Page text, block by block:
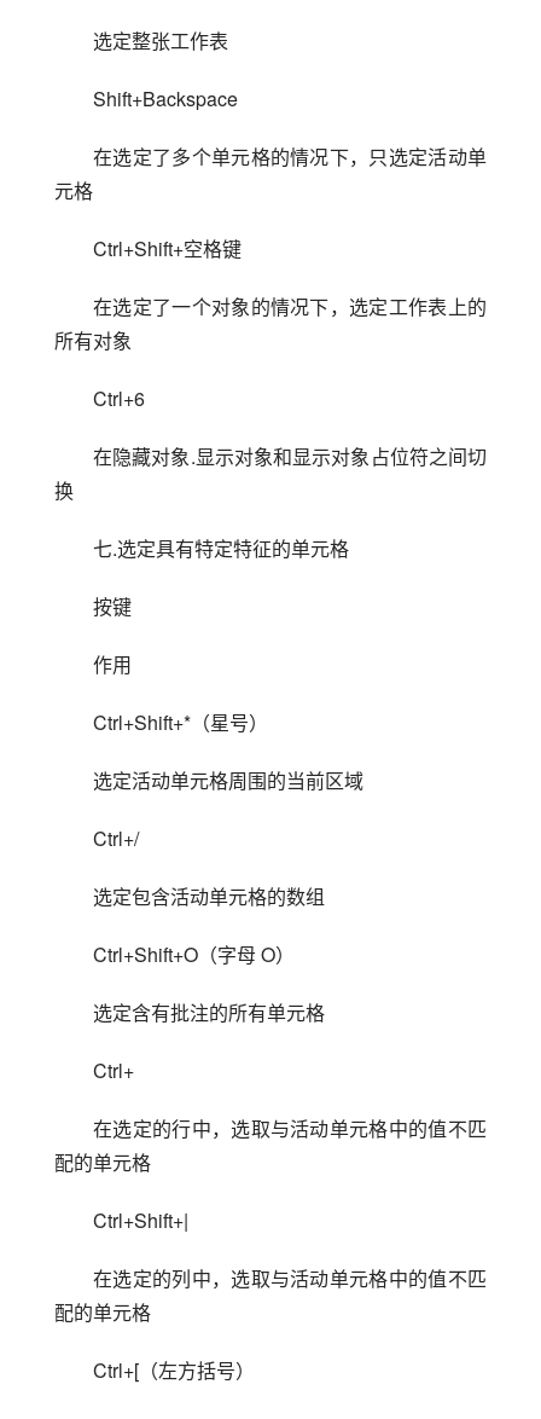
选定整张工作表
Shift+Backspace
在选定了多个单元格的情况下，只选定活动单
元格
Ctrl+Shift+空格键
在选定了一个对象的情况下，选定工作表上的
所有对象
Ctrl+6
在隐藏对象.显示对象和显示对象占位符之间切
换
七.选定具有特定特征的单元格
按键
作用
Ctrl+Shift+*（星号）
选定活动单元格周围的当前区域
Ctrl+/
选定包含活动单元格的数组
Ctrl+Shift+O（字母 O）
选定含有批注的所有单元格
Ctrl+
在选定的行中，选取与活动单元格中的值不匹
配的单元格
Ctrl+Shift+|
在选定的列中，选取与活动单元格中的值不匹
配的单元格
Ctrl+[（左方括号）